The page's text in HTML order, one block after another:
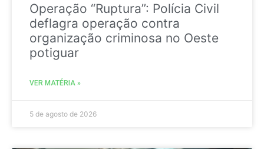
Operação “Ruptura”: Polícia Civil
deflagra operação contra
organização criminosa no Oeste
potiguar
VER MATÉRIA »
5 de agosto de 2026